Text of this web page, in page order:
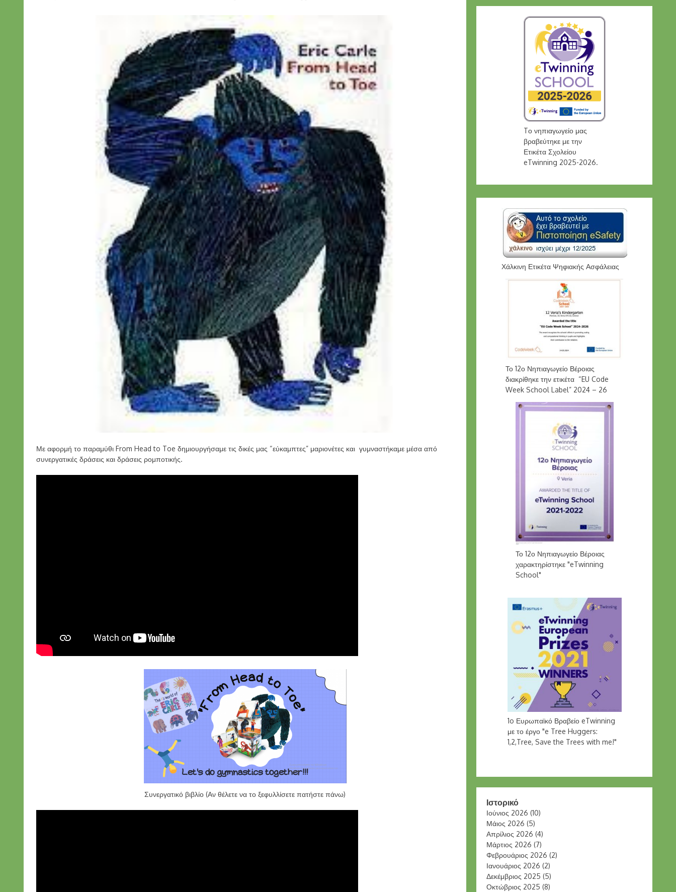
Με αφορμή το παραμύθι From Head to Toe δημιουργήσαμε τις δικές μας “εύκαμπτες” μαριονέτες και γυμναστήκαμε μέσα από
συνεργατικές δράσεις και δράσεις ρομποτικής.
Συνεργατικό βιβλίο (Αν θέλετε να το ξεφυλλίσετε πατήστε πάνω)
Tο νηπιαγωγείο μας
βραβεύτηκε με την
Ετικέτα Σχολείου
eTwinning 2025-2026.
Χάλκινη Ετικέτα Ψηφιακής Ασφάλειας
Το 12ο Νηπιαγωγείο Βέροιας
διακρίθηκε την ετικέτα “EU Code
Week School Label” 2024 – 26
Το 12ο Νηπιαγωγείο Βέροιας
χαρακτηρίστηκε "eTwinning
School"
1o Ευρωπαϊκό Βραβείο eTwinning
με το έργο "e Tree Huggers:
1,2,Tree, Save the Trees with me!"
Ιστορικό
Ιούνιος 2026 (10)
Μάιος 2026 (5)
Απρίλιος 2026 (4)
Μάρτιος 2026 (7)
Φεβρουάριος 2026 (2)
Ιανουάριος 2026 (2)
Δεκέμβριος 2025 (5)
Οκτώβριος 2025 (8)